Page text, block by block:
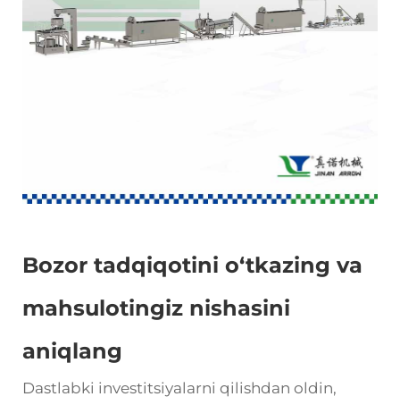
Bozor tadqiqotini o‘tkazing va
mahsulotingiz nishasini
aniqlang
Dastlabki investitsiyalarni qilishdan oldin,